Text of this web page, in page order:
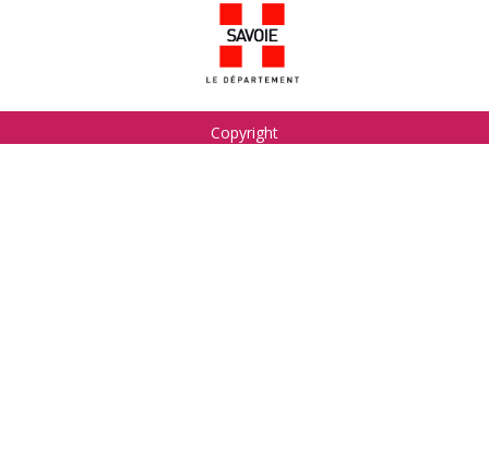
Copyright